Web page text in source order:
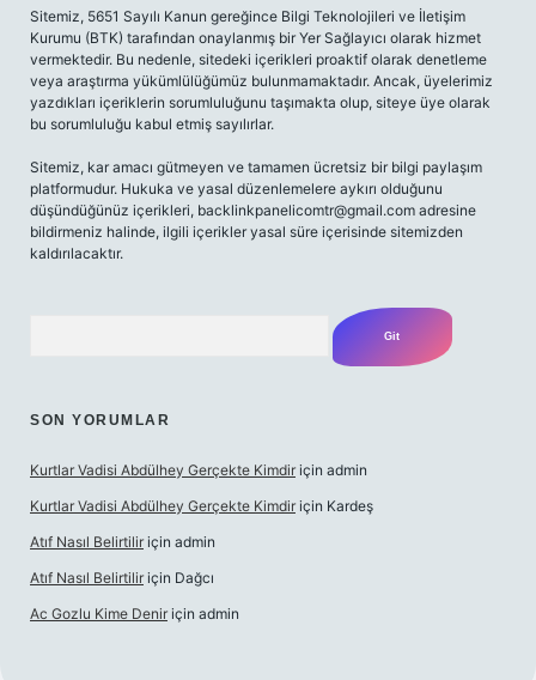
Sitemiz, 5651 Sayılı Kanun gereğince Bilgi Teknolojileri ve İletişim
Kurumu (BTK) tarafından onaylanmış bir Yer Sağlayıcı olarak hizmet
vermektedir. Bu nedenle, sitedeki içerikleri proaktif olarak denetleme
veya araştırma yükümlülüğümüz bulunmamaktadır. Ancak, üyelerimiz
yazdıkları içeriklerin sorumluluğunu taşımakta olup, siteye üye olarak
bu sorumluluğu kabul etmiş sayılırlar.
Sitemiz, kar amacı gütmeyen ve tamamen ücretsiz bir bilgi paylaşım
platformudur. Hukuka ve yasal düzenlemelere aykırı olduğunu
düşündüğünüz içerikleri, backlinkpanelicomtr@gmail.com adresine
bildirmeniz halinde, ilgili içerikler yasal süre içerisinde sitemizden
kaldırılacaktır.
SON YORUMLAR
Kurtlar Vadisi Abdülhey Gerçekte Kimdir için admin
Kurtlar Vadisi Abdülhey Gerçekte Kimdir için Kardeş
Atıf Nasıl Belirtilir için admin
Atıf Nasıl Belirtilir için Dağcı
Ac Gozlu Kime Denir için admin